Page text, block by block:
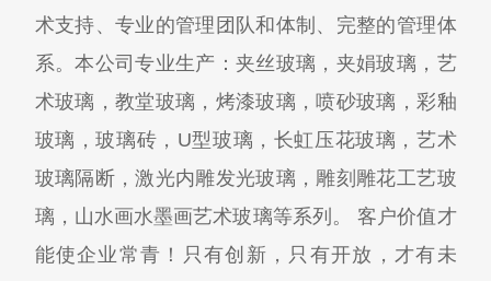
术支持、专业的管理团队和体制、完整的管理体
系。本公司专业生产：夹丝玻璃，夹娟玻璃，艺
术玻璃，教堂玻璃，烤漆玻璃，喷砂玻璃，彩釉
玻璃，玻璃砖，U型玻璃，长虹压花玻璃，艺术
玻璃隔断，激光内雕发光玻璃，雕刻雕花工艺玻
璃，山水画水墨画艺术玻璃等系列。 客户价值才
能使企业常青！只有创新，只有开放，才有未